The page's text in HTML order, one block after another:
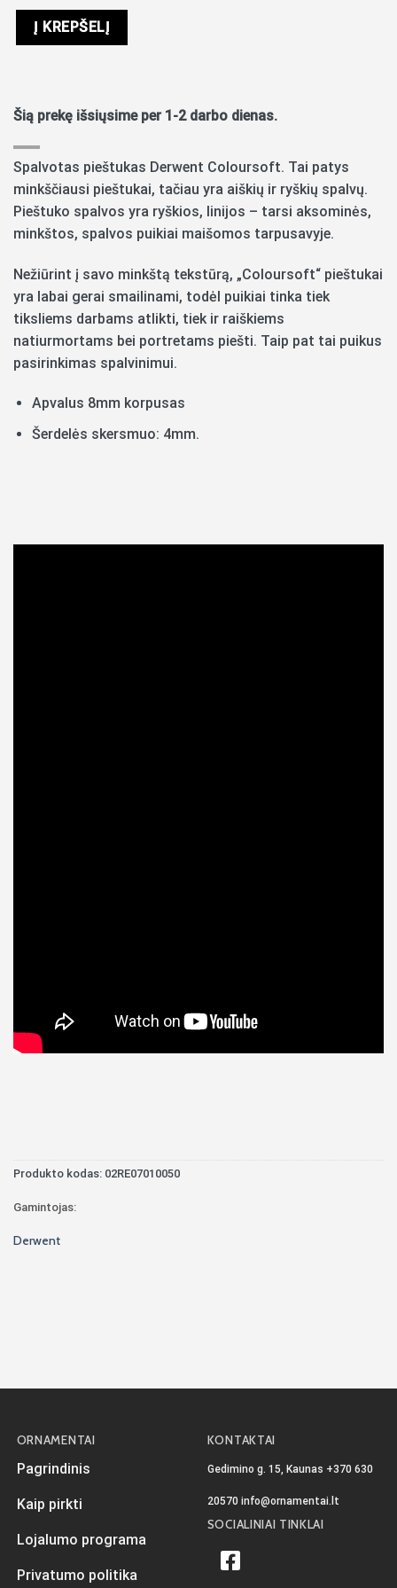
Į KREPŠELĮ
Šią prekę išsiųsime per 1-2 darbo dienas.
Spalvotas pieštukas Derwent Coloursoft. Tai patys
minkščiausi pieštukai, tačiau yra aiškių ir ryškių spalvų.
Pieštuko spalvos yra ryškios, linijos – tarsi aksominės,
minkštos, spalvos puikiai maišomos tarpusavyje.
Nežiūrint į savo minkštą tekstūrą, „Coloursoft“ pieštukai
yra labai gerai smailinami, todėl puikiai tinka tiek
tiksliems darbams atlikti, tiek ir raiškiems
natiurmortams bei portretams piešti. Taip pat tai puikus
pasirinkimas spalvinimui.
Apvalus 8mm korpusas
Šerdelės skersmuo: 4mm.
Produkto kodas: 02RE07010050
Gamintojas:
Derwent
ORNAMENTAI
Pagrindinis
Kaip pirkti
Lojalumo programa
Privatumo politika
KONTAKTAI
Gedimino g. 15, Kaunas +370 630
20570 info@ornamentai.lt
SOCIALINIAI TINKLAI